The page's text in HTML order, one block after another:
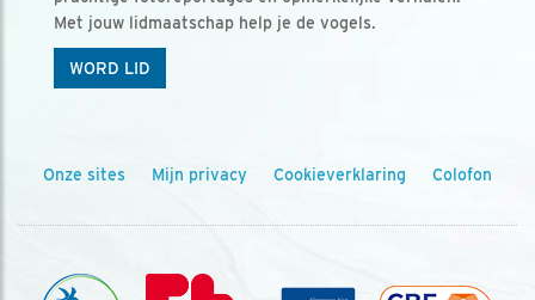
Met jouw lidmaatschap help je de vogels.
WORD LID
Onze sites Mijn privacy Cookieverklaring Colofon